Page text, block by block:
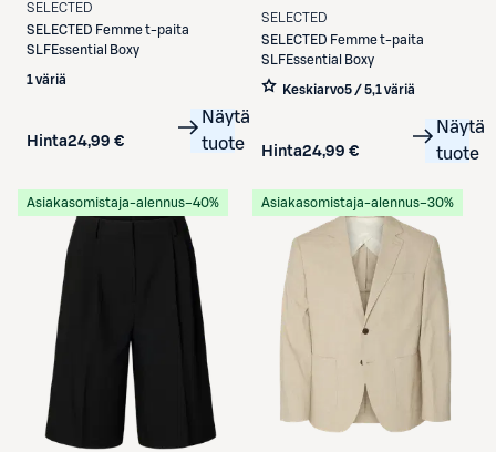
SELECTED
SELECTED Femme t-paita
SLFEssential Boxy
1 väriä
Hinta24,99 €
Näytä
tuote
SELECTED
SELECTED Femme t-paita
SLFEssential Boxy
Keskiarvo5 / 5,1 väriä
Hinta24,99 €
Näytä
tuote
Asiakasomistaja-alennus−40% Asiakasomistaja-alennus−30%